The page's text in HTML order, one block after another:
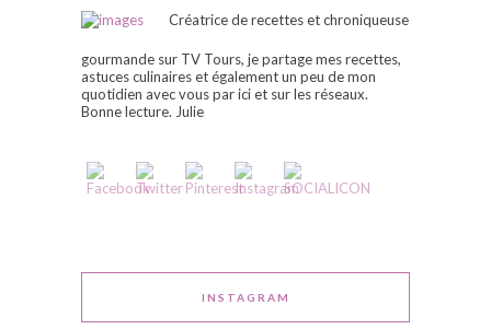
Créatrice de recettes et chroniqueuse
gourmande sur TV Tours, je partage mes recettes,
astuces culinaires et également un peu de mon
quotidien avec vous par ici et sur les réseaux.
Bonne lecture. Julie
INSTAGRAM